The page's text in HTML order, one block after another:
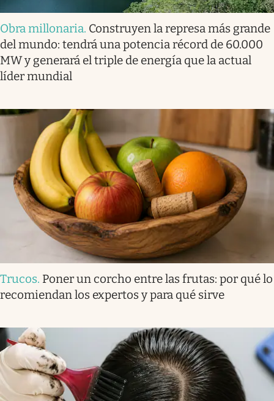
Obra millonaria. Construyen la represa más grande
del mundo: tendrá una potencia récord de 60.000
MW y generará el triple de energía que la actual
líder mundial
Trucos. Poner un corcho entre las frutas: por qué lo
recomiendan los expertos y para qué sirve